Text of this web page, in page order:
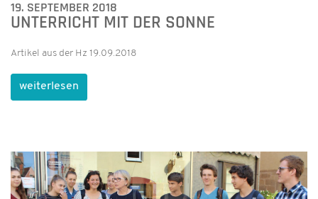
19. SEPTEMBER 2018
UNTERRICHT MIT DER SONNE
Artikel aus der Hz 19.09.2018
weiterlesen